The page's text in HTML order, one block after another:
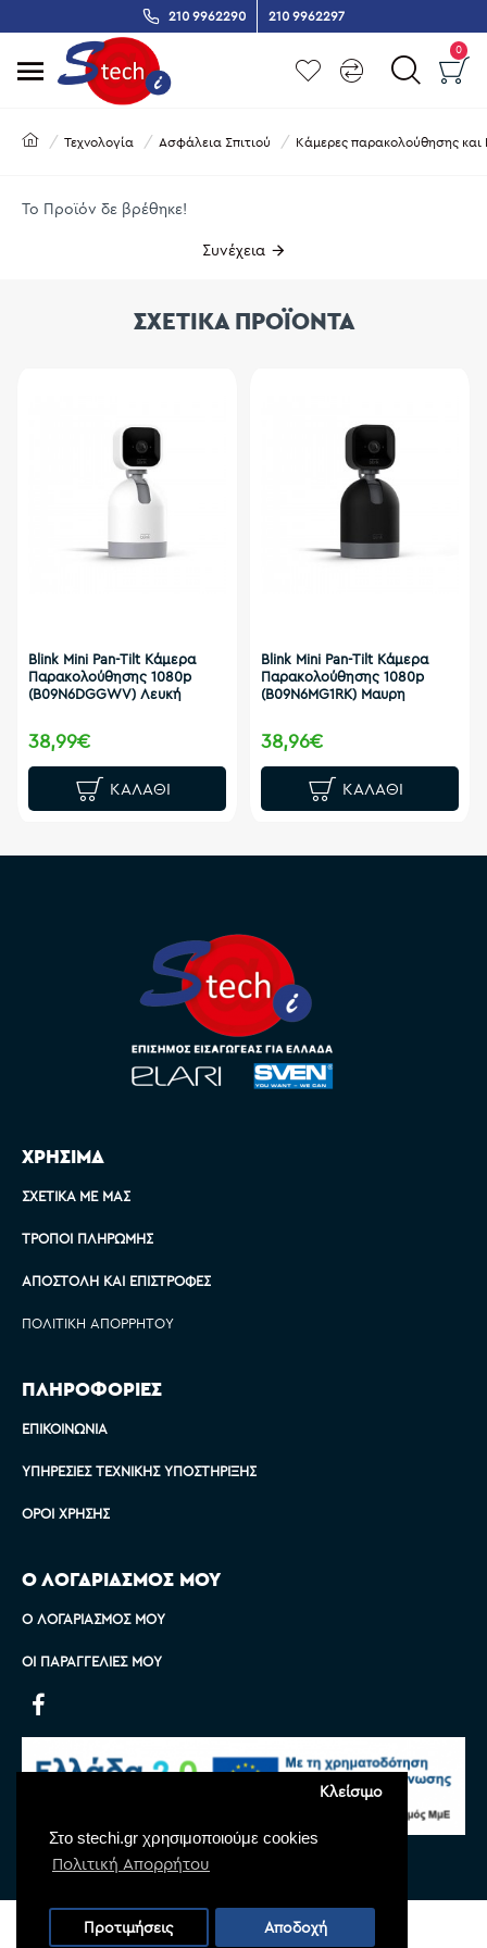
Στο stechi.gr χρησιμοποιούμε cookies
Πολιτική Απορρήτου
Κλείσιμο
Προτιμήσεις Αποδοχή
210 9962290 210 9962297
0
Τεχνολογία Ασφάλεια Σπιτιού Κάμερες παρακολούθησης και
Το Προϊόν δε βρέθηκε!
Συνέχεια
ΣΧΕΤΙΚΑ ΠΡΟΪΟΝΤΑ
Blink Mini Pan-Tilt Κάμερα
Παρακολούθησης 1080p
(B09N6DGGWV) Λευκή
38,99€
ΚΑΛΆΘΙ
Blink Mini Pan-Tilt Κάμερα
Παρακολούθησης 1080p
(B09N6MG1RK) Μαυρη
38,96€
ΚΑΛΆΘΙ
ΧΡΗΣΙΜΑ
ΣΧΕΤΙΚΆ ΜΕ ΜΑΣ
ΤΡΌΠΟΙ ΠΛΗΡΩΜΉΣ
ΑΠΟΣΤΟΛΉ ΚΑΙ ΕΠΙΣΤΡΟΦΈΣ
ΠΟΛΙΤΙΚΉ ΑΠΟΡΡΉΤΟΥ
ΠΛΗΡΟΦΟΡΙΕΣ
ΕΠΙΚΟΙΝΩΝΊΑ
ΥΠΗΡΕΣΊΕΣ ΤΕΧΝΙΚΉΣ ΥΠΟΣΤΉΡΙΞΗΣ
ΌΡΟΙ ΧΡΉΣΗΣ
Ο ΛΟΓΑΡΙΑΣΜΟΣ ΜΟΥ
Ο ΛΟΓΑΡΙΑΣΜΌΣ ΜΟΥ
ΟΙ ΠΑΡΑΓΓΕΛΊΕΣ ΜΟΥ
Copyright © 2022 Stechi, All Rights Reserved
Powered by
Monoware Web